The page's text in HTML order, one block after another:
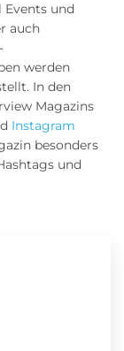
Events und
auch
werden
In den
Magazins
Instagram
besonders
und